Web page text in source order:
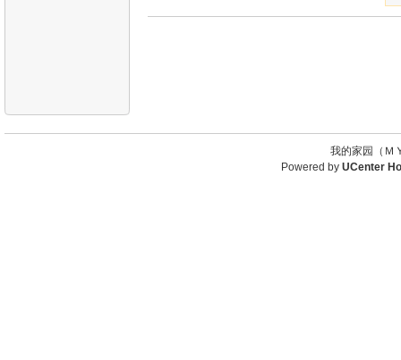
我的家园（
Powered by UCenter